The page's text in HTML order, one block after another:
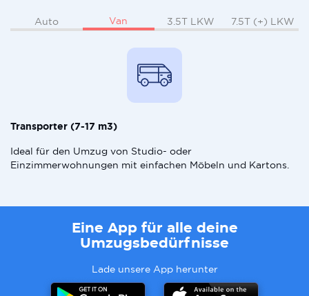
Auto Van 3.5T LKW 7.5T (+) LKW
Transporter (7-17 m3)
Ideal für den Umzug von Studio- oder
Einzimmerwohnungen mit einfachen Möbeln und Kartons.
Eine App für alle deine
Umzugsbedürfnisse
Lade unsere App herunter